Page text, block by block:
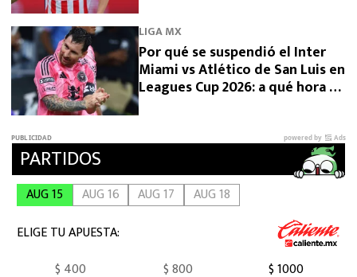
LIGA MX
Por qué se suspendió el Inter
Miami vs Atlético de San Luis en
Leagues Cup 2026: a qué hora se